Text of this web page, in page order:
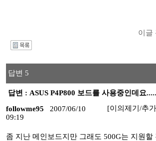
이글
답변 5
답변 : ASUS P4P800 보드를 사용중인데요
followme95
2007/06/10
09:19
[이의제기/추
좀 지난 메인보드지만 그래도 500G는 지원할